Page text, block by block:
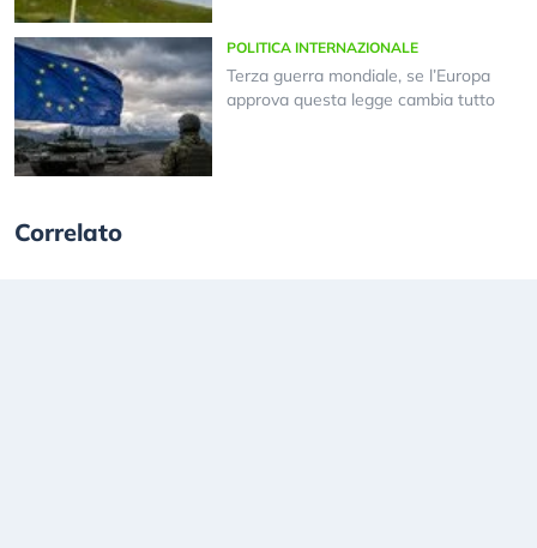
POLITICA INTERNAZIONALE
Terza guerra mondiale, se l’Europa
approva questa legge cambia tutto
Correlato